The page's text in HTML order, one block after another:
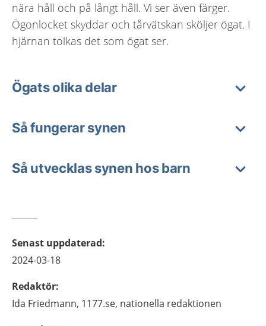
nära håll och på långt håll. Vi ser även färger.
Ögonlocket skyddar och tårvätskan sköljer ögat. I
hjärnan tolkas det som ögat ser.
Ögats olika delar
Så fungerar synen
Så utvecklas synen hos barn
Senast uppdaterad:
2024-03-18
Redaktör:
Ida Friedmann, 1177.se, nationella redaktionen